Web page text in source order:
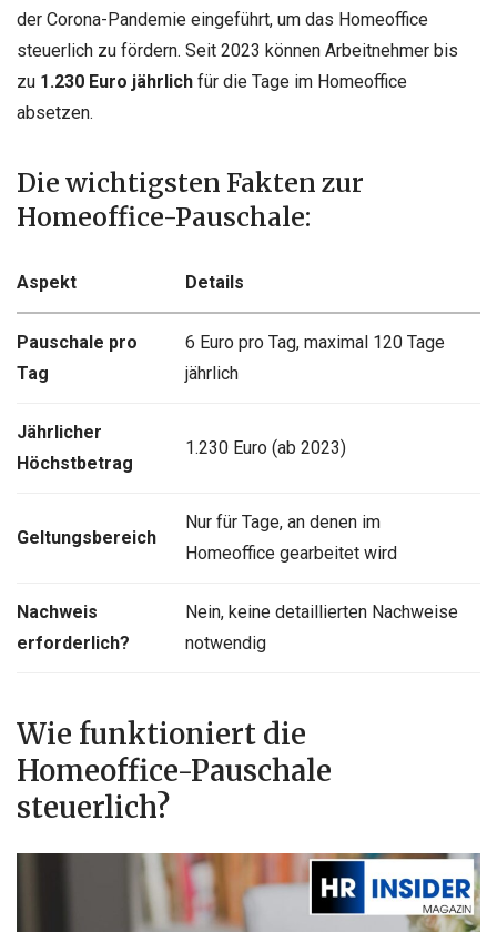
der Corona-Pandemie eingeführt, um das Homeoffice
steuerlich zu fördern. Seit 2023 können Arbeitnehmer bis
zu 1.230 Euro jährlich für die Tage im Homeoffice
absetzen.
Die wichtigsten Fakten zur
Homeoffice-Pauschale:
Aspekt Details
Pauschale pro
Tag
6 Euro pro Tag, maximal 120 Tage
jährlich
Jährlicher
Höchstbetrag
1.230 Euro (ab 2023)
Geltungsbereich
Nur für Tage, an denen im
Homeoffice gearbeitet wird
Nachweis
erforderlich?
Nein, keine detaillierten Nachweise
notwendig
Wie funktioniert die
Homeoffice-Pauschale
steuerlich?